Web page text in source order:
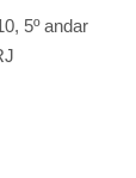
5º andar